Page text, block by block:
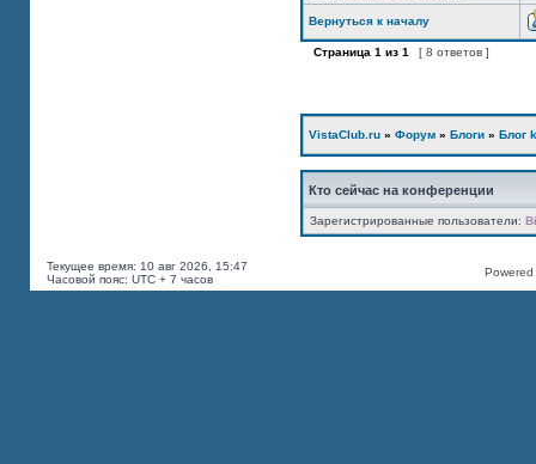
Вернуться к началу
Страница 1 из 1 [ 8 ответов ]
VistaClub.ru » Форум » Блоги » Блог
Кто сейчас на конференции
Зарегистрированные пользователи:
Текущее время: 10 авг 2026, 15:47
Часовой пояс: UTC + 7 часов